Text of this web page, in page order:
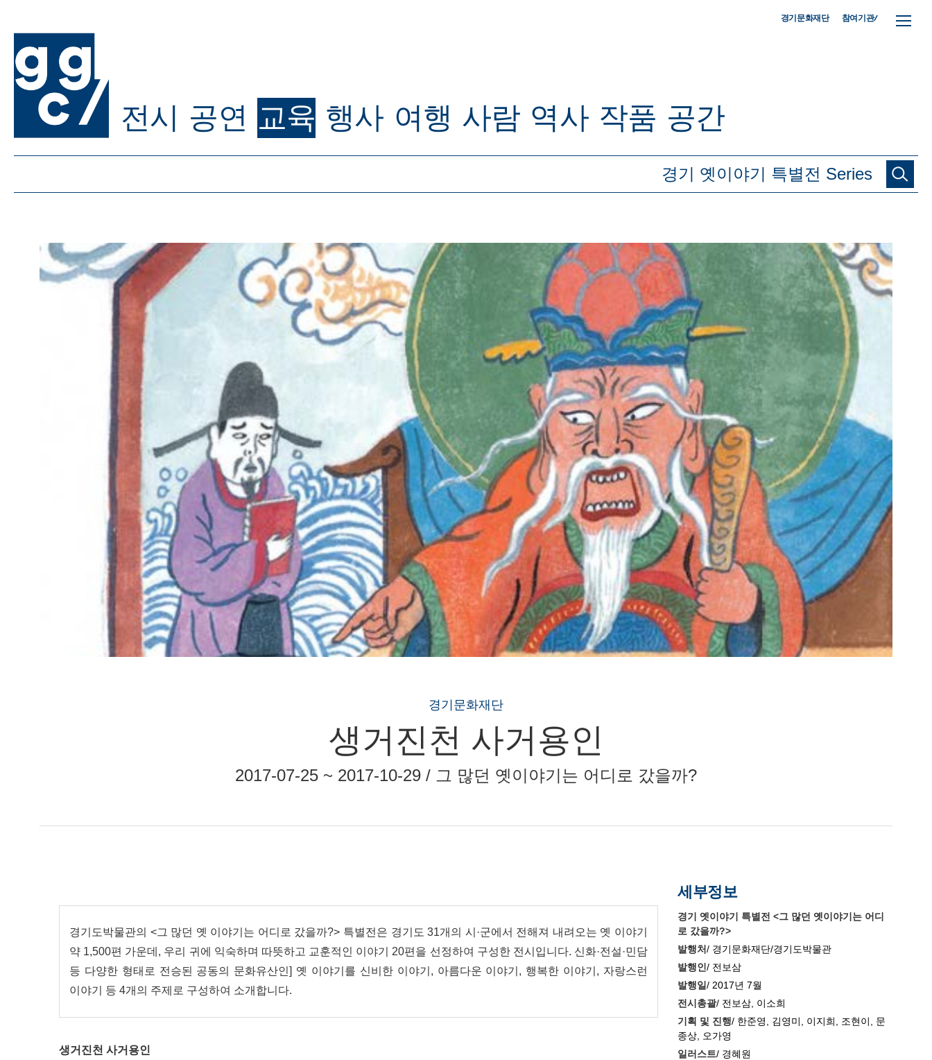
경기문화재단 참여기관/
전시 공연 교육 행사 여행 사람 역사 작품 공간
경기문화재단
생거진천 사거용인
2017-07-25 ~ 2017-10-29 / 그 많던 옛이야기는 어디로 갔을까?
경기도박물관의 <그 많던 옛 이야기는 어디로 갔을까?> 특별전은 경기도 31개의 시·군에서 전해져 내려오는 옛 이야기
약 1,500편 가운데, 우리 귀에 익숙하며 따뜻하고 교훈적인 이야기 20편을 선정하여 구성한 전시입니다. 신화·전설·민담
등 다양한 형태로 전승된 공동의 문화유산인] 옛 이야기를 신비한 이야기, 아름다운 이야기, 행복한 이야기, 자랑스런
이야기 등 4개의 주제로 구성하여 소개합니다.
생거진천 사거용인
세부정보
경기 옛이야기 특별전 <그 많던 옛이야기는 어디
로 갔을까?>
발행처/ 경기문화재단/경기도박물관
발행인/ 전보삼
발행일/ 2017년 7월
전시총괄/ 전보삼, 이소희
기획 및 진행/ 한준영, 김영미, 이지희, 조현이, 문
종상, 오가영
일러스트/ 경혜원